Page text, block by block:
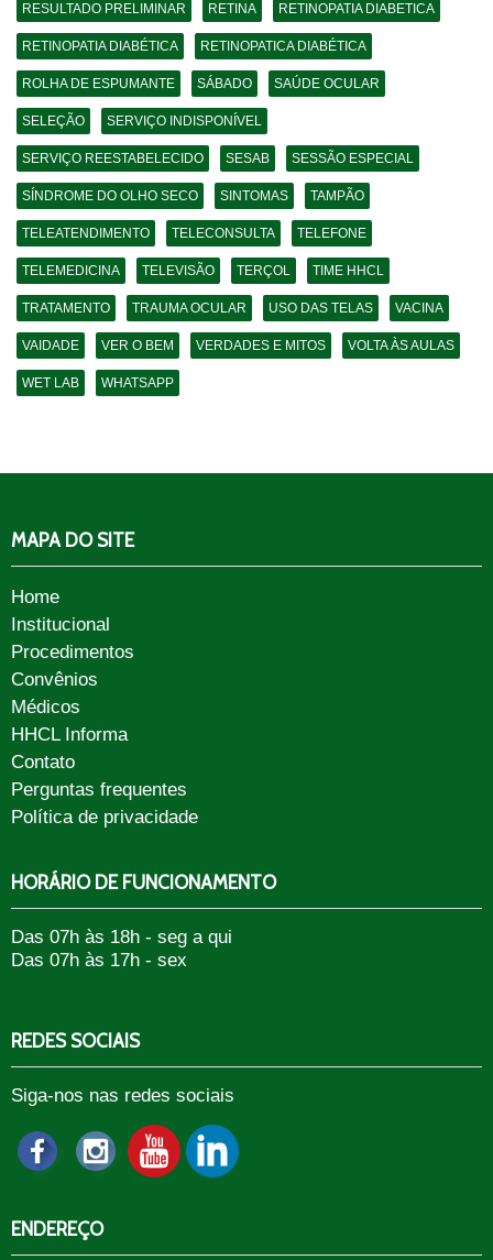
RESULTADO PRELIMINAR RETINA RETINOPATIA DIABETICA
RETINOPATIA DIABÉTICA RETINOPATICA DIABÉTICA
ROLHA DE ESPUMANTE SÁBADO SAÚDE OCULAR
SELEÇÃO SERVIÇO INDISPONÍVEL
SERVIÇO REESTABELECIDO SESAB SESSÃO ESPECIAL
SÍNDROME DO OLHO SECO SINTOMAS TAMPÃO
TELEATENDIMENTO TELECONSULTA TELEFONE
TELEMEDICINA TELEVISÃO TERÇOL TIME HHCL
TRATAMENTO TRAUMA OCULAR USO DAS TELAS VACINA
VAIDADE VER O BEM VERDADES E MITOS VOLTA ÀS AULAS
WET LAB WHATSAPP
MAPA DO SITE
Home
Institucional
Procedimentos
Convênios
Médicos
HHCL Informa
Contato
Perguntas frequentes
Política de privacidade
HORÁRIO DE FUNCIONAMENTO
Das 07h às 18h - seg a qui
Das 07h às 17h - sex
REDES SOCIAIS
Siga-nos nas redes sociais
ENDEREÇO